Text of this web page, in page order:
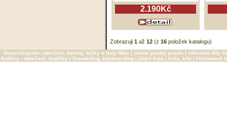
2.190Kč
Zobrazuji 1 až 12 (z 16 položek katalogu)
Doporučujeme: oblečení, batohy, tašky a boty Nike | online prodej puzzle | náhradní díly
Aoděvy - oblečení, doplňky | Snowkiting, kiteboarding | jízdní kola | Kola, kite | Florbalové